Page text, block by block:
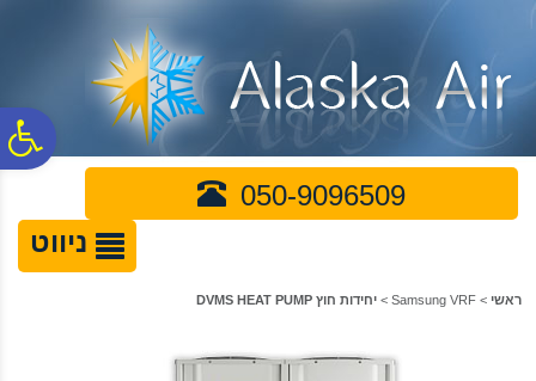
נגישות
המרכזי
050-9096509
ניווט
ראשי >
Samsung VRF
> יחידות חוץ DVMS HEAT PUMP